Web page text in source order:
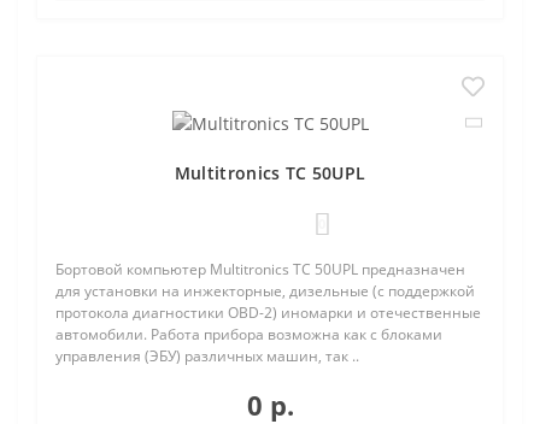
Multitronics TC 50UPL
Бортовой компьютер Multitronics TC 50UPL предназначен
для установки на инжекторные, дизельные (с поддержкой
протокола диагностики OBD-2) иномарки и отечественные
автомобили. Работа прибора возможна как с блоками
управления (ЭБУ) различных машин, так ..
0 р.